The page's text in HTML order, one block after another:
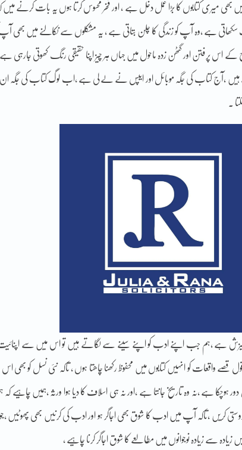
میں بھی میری کتابوں کا بڑا عمل دخل ہے ، اور فخر محسوس کرتا ہوں یہ بات کرنے میں
ہے ،وہ آپ کو زندگی کا چلن بتاتی ہے ، یہ مشکلوں سے نکالنے میں بھی آپ
کے اس پرفتن اور گٹھن زدہ ماحول میں جہاں ہر چیز اپنا حقیقی رنگ کھوتی جارہی
ہیں ،آج کتاب کی جگہ موبائل اور ایپس نے لے لی ہے ،اب لوگ کتاب کی جگہ ان
۔
ہے ،ہم جب اپنے ادب کو اپنے سینے سے لگاتے ہیں تو اس میں سے اپنائیت
کو انہیں کتابوں میں محفوظ رکھنا چاھتا ہوں ، تاکہ نئی نسل کو بھی اس
ہوچکا ہے ،نہ وہ تاریخ جانتا ہے ،اور نہ ہی اسلاف کا دیا ہوا ورثہ ،ہمیں چاہیے کہ
دوستی کریں ،تاکہ آپ میں ادب کا شوق بھی اجاگر ہو اور ادب کی کرنیں بھی پھوٹیں
سے زیادہ نوجوانوں میں مطالعے کا شوق اجاگر کرنا چاہیے ،